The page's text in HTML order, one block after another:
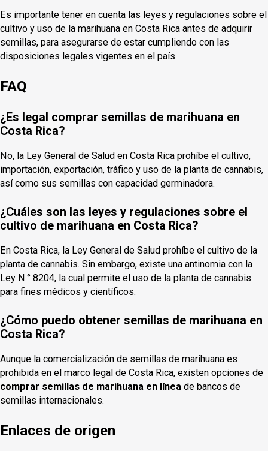
Es importante tener en cuenta las leyes y regulaciones sobre el
cultivo y uso de la marihuana en Costa Rica antes de adquirir
semillas, para asegurarse de estar cumpliendo con las
disposiciones legales vigentes en el país.
FAQ
¿Es legal comprar semillas de marihuana en
Costa Rica?
No, la Ley General de Salud en Costa Rica prohíbe el cultivo,
importación, exportación, tráfico y uso de la planta de cannabis,
así como sus semillas con capacidad germinadora.
¿Cuáles son las leyes y regulaciones sobre el
cultivo de marihuana en Costa Rica?
En Costa Rica, la Ley General de Salud prohíbe el cultivo de la
planta de cannabis. Sin embargo, existe una antinomia con la
Ley N.° 8204, la cual permite el uso de la planta de cannabis
para fines médicos y científicos.
¿Cómo puedo obtener semillas de marihuana en
Costa Rica?
Aunque la comercialización de semillas de marihuana es
prohibida en el marco legal de Costa Rica, existen opciones de
comprar semillas de marihuana en línea de bancos de
semillas internacionales.
Enlaces de origen